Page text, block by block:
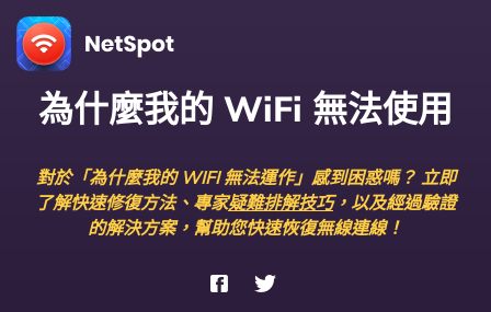
為什麼我的 WiFi 無法使用
對於「為什麼我的 WIFI 無法運作」感到困惑嗎？ 立即
了解快速修復方法、專家疑難排解技巧，以及經過驗證
的解決方案，幫助您快速恢復無線連線！